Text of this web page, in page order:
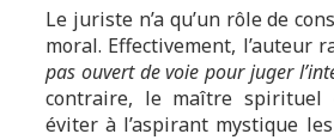
Le juriste n’a qu’un rôle de
moral. Effectivement, l’auteur
pas ouvert de voie pour juger
contraire, le maître spirituel
éviter à l’aspirant mystique